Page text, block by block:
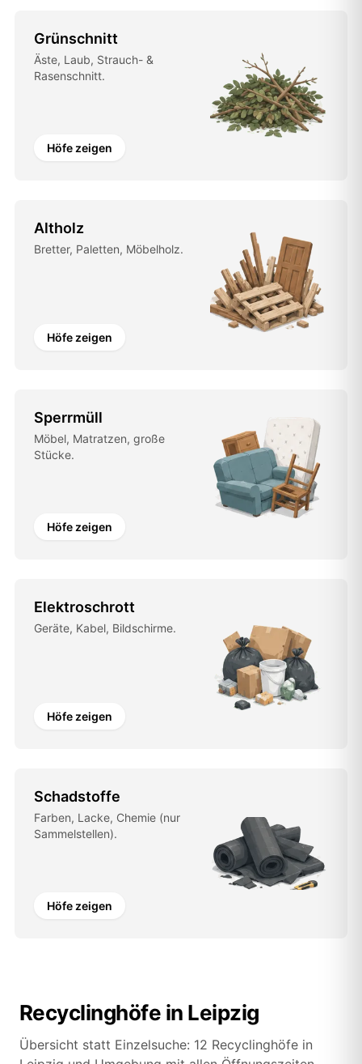
Grünschnitt
Äste, Laub, Strauch- &
Rasenschnitt.
Höfe zeigen
Altholz
Bretter, Paletten, Möbelholz.
Höfe zeigen
Sperrmüll
Möbel, Matratzen, große
Stücke.
Höfe zeigen
Elektroschrott
Geräte, Kabel, Bildschirme.
Höfe zeigen
Schadstoffe
Farben, Lacke, Chemie (nur
Sammelstellen).
Höfe zeigen
Recyclinghöfe in Leipzig
Übersicht statt Einzelsuche: 12 Recyclinghöfe in